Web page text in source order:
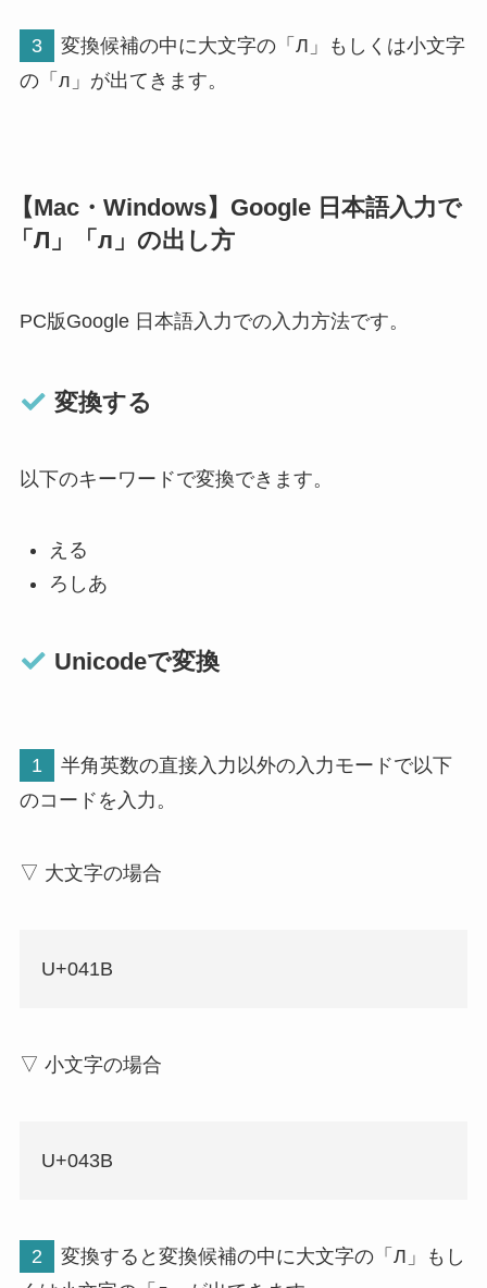
3
変換候補の中に大文字の「Л」もしくは小文字
の「л」が出てきます。
【Mac・Windows】Google 日本語入力で
「Л」「л」の出し方
PC版Google 日本語入力での入力方法です。
変換する
以下のキーワードで変換できます。
える
ろしあ
Unicodeで変換
1
半角英数の直接入力以外の入力モードで以下
のコードを入力。
▽ 大文字の場合
U+041B
▽ 小文字の場合
U+043B
2
変換すると変換候補の中に大文字の「Л」もし